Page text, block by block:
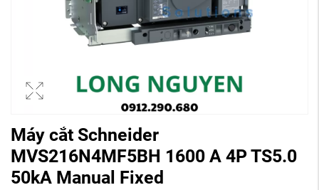
Máy cắt Schneider
MVS216N4MF5BH 1600 A 4P TS5.0
50kA Manual Fixed